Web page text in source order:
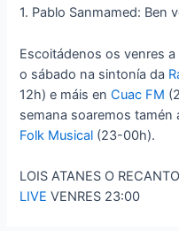
1. Pablo Sanmamed: Ben
Escoitádenos os venres
o sábado na sintonía da
12h) e máis enCuac FM
semana soaremos tamén
Folk Musical (23-00h).
LOIS ATANES O
LIVE VENRES 23:00